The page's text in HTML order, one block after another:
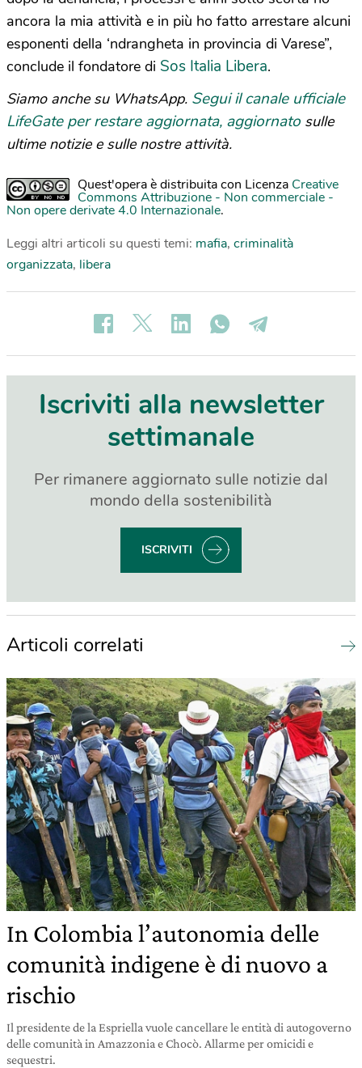
ancora la mia attività e in più ho fatto arrestare alcuni
esponenti della ‘ndrangheta in provincia di Varese”,
conclude il fondatore di Sos Italia Libera.
Siamo anche su WhatsApp. Segui il canale ufficiale
LifeGate per restare aggiornata, aggiornato sulle
ultime notizie e sulle nostre attività.
Quest'opera è distribuita con Licenza Creative
Commons Attribuzione - Non commerciale -
Non opere derivate 4.0 Internazionale.
Leggi altri articoli su questi temi: mafia, criminalità
organizzata, libera
Iscriviti alla newsletter
settimanale
Per rimanere aggiornato sulle notizie dal
mondo della sostenibilità
ISCRIVITI
Articoli correlati
In Colombia l’autonomia delle
comunità indigene è di nuovo a
rischio
Il presidente de la Espriella vuole cancellare le entità di autogoverno
delle comunità in Amazzonia e Chocò. Allarme per omicidi e
sequestri.